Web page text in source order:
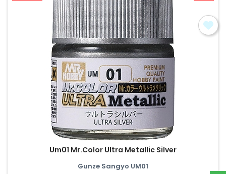
Um01 Mr.Color Ultra Metallic Silver
Gunze Sangyo UM01